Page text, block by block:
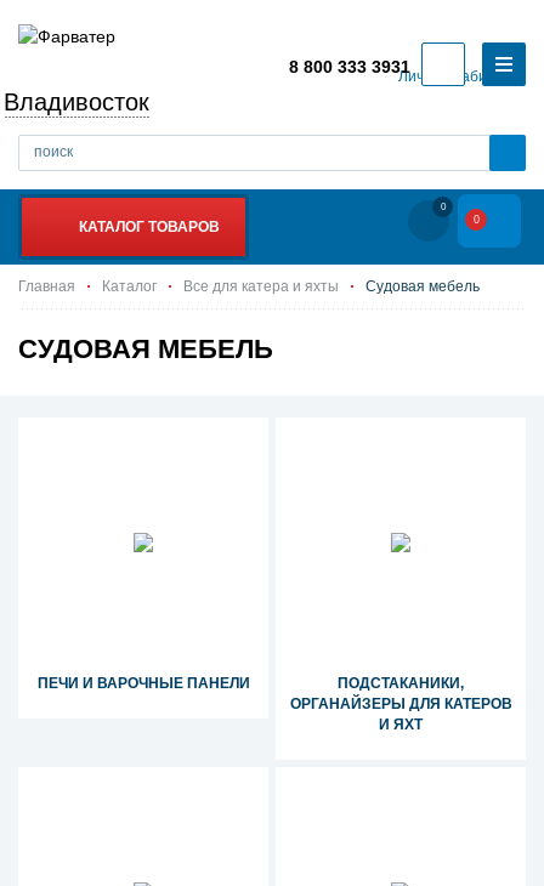
Личный кабинет
Владивосток
8 800 333 3931
КАТАЛОГ ТОВАРОВ
0
0
Главная Каталог Все для катера и яхты Судовая мебель
СУДОВАЯ МЕБЕЛЬ
ПЕЧИ И ВАРОЧНЫЕ ПАНЕЛИ
ПОДСТАКАНИКИ,
ОРГАНАЙЗЕРЫ ДЛЯ КАТЕРОВ
И ЯХТ